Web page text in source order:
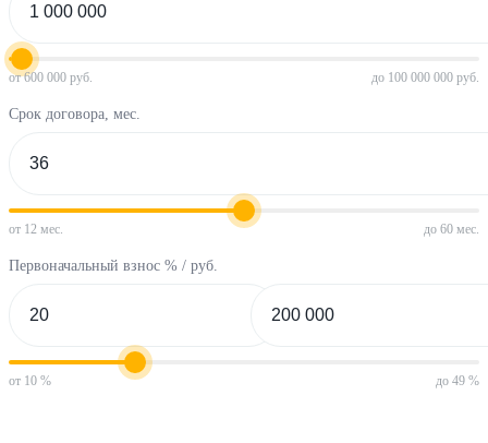
от 600 000 руб. до 100 000 000 руб.
Срок договора, мес.
от 12 мес. до 60 мес.
Первоначальный взнос % / руб.
от 10 % до 49 %